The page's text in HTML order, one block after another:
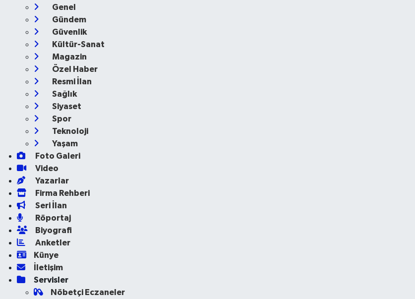
Genel
Gündem
Güvenlik
Kültür-Sanat
Magazin
Özel Haber
Resmi İlan
Sağlık
Siyaset
Spor
Teknoloji
Yaşam
Foto Galeri
Video
Yazarlar
Firma Rehberi
Seri İlan
Röportaj
Biyografi
Anketler
Künye
İletişim
Servisler
Nöbetçi Eczaneler